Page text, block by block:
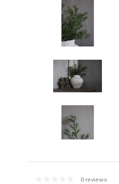
0 reviews